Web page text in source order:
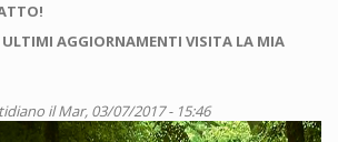
ULTIMI AGGIORNAMENTI VISITA LA MIA
il Mar, 03/07/2017 - 15:46